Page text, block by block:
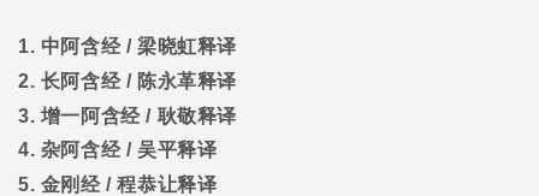
1. 中阿含经/梁晓虹释译
2. 长阿含经/ 陈永革释译
3. 增一阿含经/ 耿敬释译
4. 杂阿含经/吴平释译
5. 金刚经/程恭让释译